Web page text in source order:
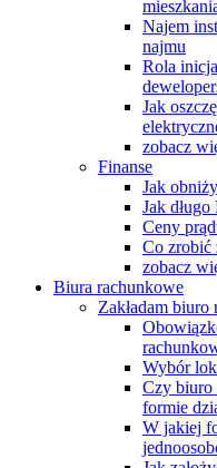
Najem
najmu
Rola
Jak
zobacz
Finanse
Jak
Jak
Ceny
Co zrobić
zobacz
Biura rachunkowe
Zakładam biuro
Wybór
Czy biuro
formie
W jakiej